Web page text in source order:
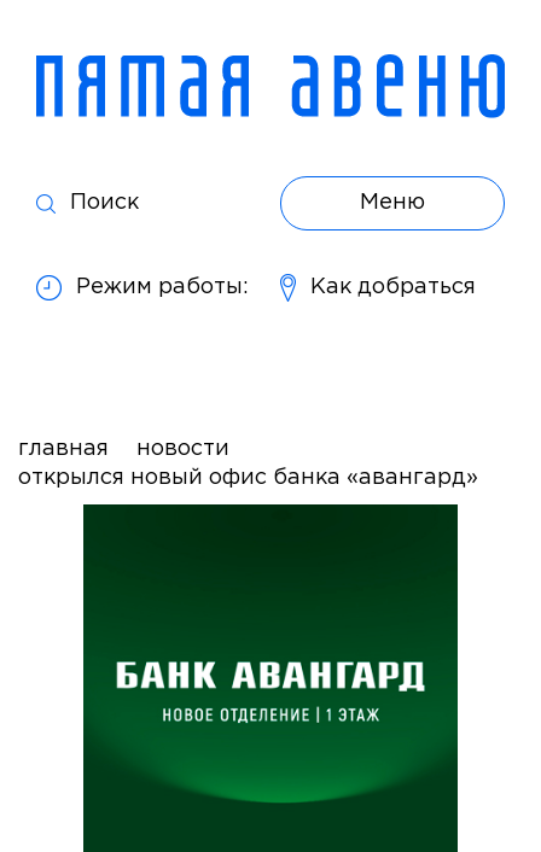
Поиск
Режим работы: Как добраться
Меню
главная
новости
открылся новый офис банка «авангард»